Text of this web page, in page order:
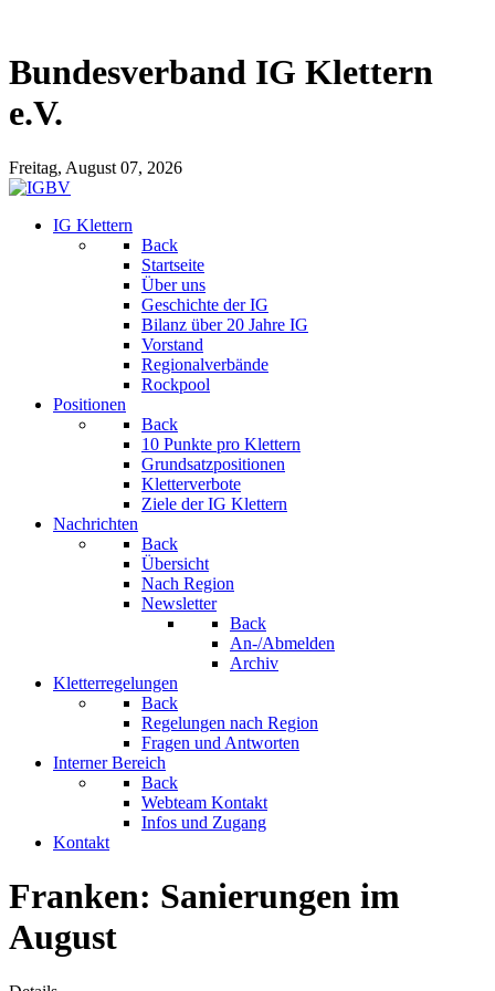
Bundesverband IG Klettern
e.V.
Freitag, August 07, 2026
IG Klettern
Back
Startseite
Über uns
Geschichte der IG
Bilanz über 20 Jahre IG
Vorstand
Regionalverbände
Rockpool
Positionen
Back
10 Punkte pro Klettern
Grundsatzpositionen
Kletterverbote
Ziele der IG Klettern
Nachrichten
Back
Übersicht
Nach Region
Newsletter
Back
An-/Abmelden
Archiv
Kletterregelungen
Back
Regelungen nach Region
Fragen und Antworten
Interner Bereich
Back
Webteam Kontakt
Infos und Zugang
Kontakt
Franken: Sanierungen im
August